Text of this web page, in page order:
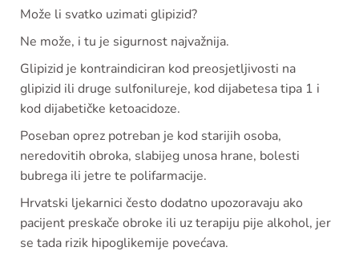
Može li svatko uzimati glipizid?
Ne može, i tu je sigurnost najvažnija.
Glipizid je kontraindiciran kod preosjetljivosti na
glipizid ili druge sulfonilureje, kod dijabetesa tipa 1 i
kod dijabetičke ketoacidoze.
Poseban oprez potreban je kod starijih osoba,
neredovitih obroka, slabijeg unosa hrane, bolesti
bubrega ili jetre te polifarmacije.
Hrvatski ljekarnici često dodatno upozoravaju ako
pacijent preskače obroke ili uz terapiju pije alkohol, jer
se tada rizik hipoglikemije povećava.